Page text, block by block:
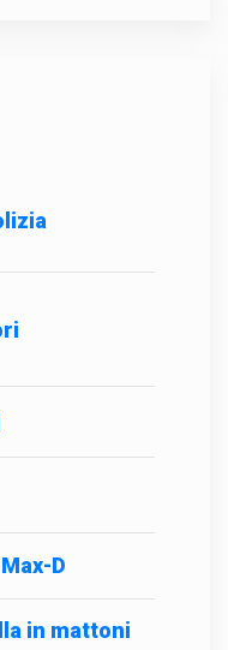
D
in mattoni